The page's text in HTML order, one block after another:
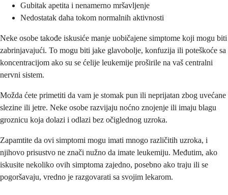
Gubitak apetita i nenamerno mršavljenje
Nedostatak daha tokom normalnih aktivnosti
Neke osobe takođe iskusiće manje uobičajene simptome koji mogu biti
zabrinjavajući. To mogu biti jake glavobolje, konfuzija ili poteškoće sa
koncentracijom ako su se ćelije leukemije proširile na vaš centralni
nervni sistem.
Možda ćete primetiti da vam je stomak pun ili neprijatan zbog uvećane
slezine ili jetre. Neke osobe razvijaju noćno znojenje ili imaju blagu
groznicu koja dolazi i odlazi bez očiglednog uzroka.
Zapamtite da ovi simptomi mogu imati mnogo različitih uzroka, i
njihovo prisustvo ne znači nužno da imate leukemiju. Međutim, ako
iskusite nekoliko ovih simptoma zajedno, posebno ako traju ili se
pogoršavaju, vredno je razgovarati sa svojim lekarom.